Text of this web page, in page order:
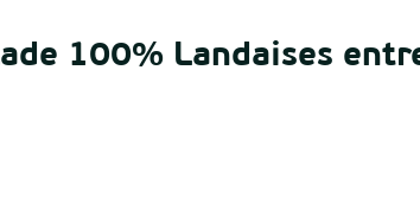
100% Landaises